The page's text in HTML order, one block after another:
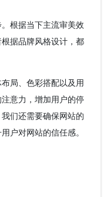
根据当下主流审美效
据品牌风格设计，都
局、色彩搭配以及用
意力，增加用户的停
们还需要确保网站的
户对网站的信任感。